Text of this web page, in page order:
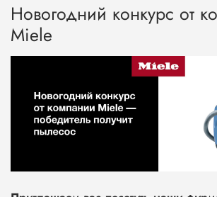
Новогодний конкурс от
Miele